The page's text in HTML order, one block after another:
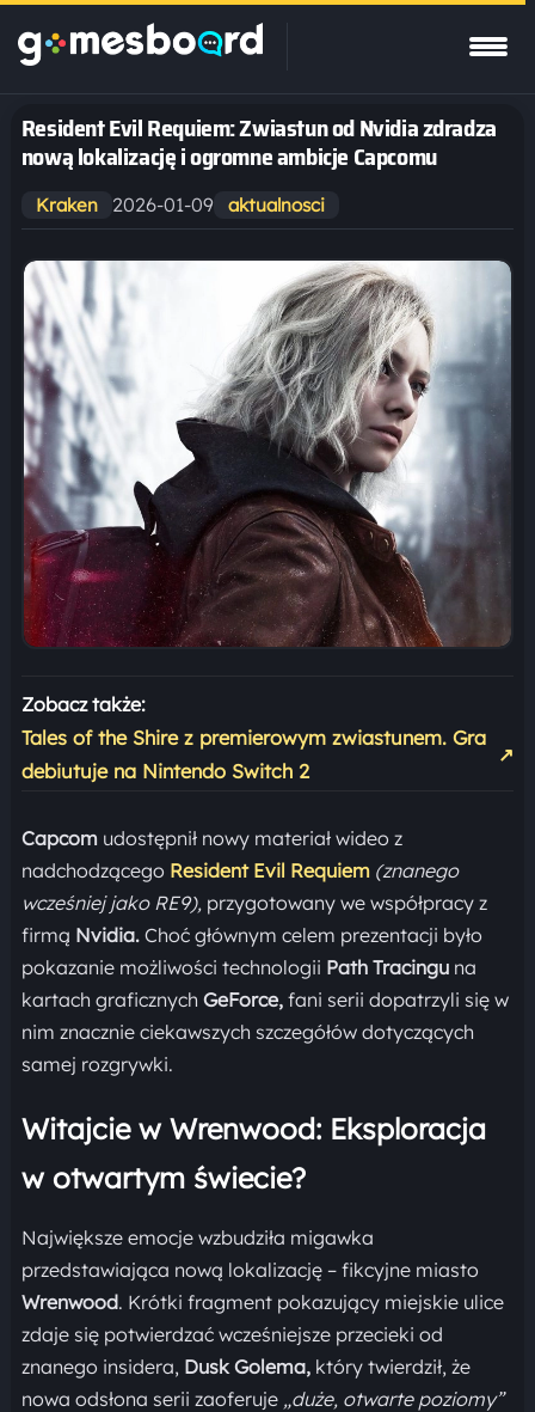
Resident Evil Requiem: Zwiastun od Nvidia zdradza
nową lokalizację i ogromne ambicje Capcomu
Kraken 2026-01-09 aktualnosci
Zobacz także:
Tales of the Shire z premierowym zwiastunem. Gra
debiutuje na Nintendo Switch 2
↗
Capcomudostępnił nowy materiał wideo z
nadchodzącego Resident Evil Requiem (znanego
wcześniej jako RE9), przygotowany we współpracy z
firmą Nvidia.Choć głównym celem prezentacji było
pokazanie możliwości technologii Path Tracinguna
kartach graficznych GeForce,fani serii dopatrzyli się w
nim znacznie ciekawszych szczegółów dotyczących
samej rozgrywki.
Witajcie w Wrenwood: Eksploracja
w otwartym świecie?
Największe emocje wzbudziła migawka
przedstawiająca nową lokalizację – fikcyjne miasto
Wrenwood. Krótki fragment pokazujący miejskie ulice
zdaje się potwierdzać wcześniejsze przecieki od
znanego insidera, Dusk Golema, który twierdził, że
nowa odsłona serii zaoferuje „duże, otwarte poziomy”